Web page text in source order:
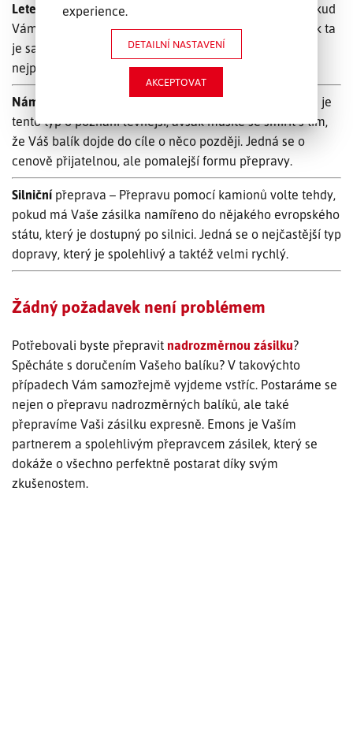
Letecká
přeprava – Tento typ přepravy volte tehdy, pokud
Vám záleží především na rychlosti. Co se týče ceny, tak ta
je samozřejmě vyšší, protože je tento způsob
nejpohodlnější a také nejrychlejší.
Námořní
přeprava – V porovnání s leteckou přepravou je
tento typ o poznání levnější, avšak musíte se smířit s tím,
že Váš balík dojde do cíle o něco později. Jedná se o
cenově přijatelnou, ale pomalejší formu přepravy.
Silniční přeprava – Přepravu pomocí kamionů volte tehdy,
pokud má Vaše zásilka namířeno do nějakého evropského
státu, který je dostupný po silnici. Jedná se o nejčastější typ
dopravy, který je spolehlivý a taktéž velmi rychlý.
Žádný požadavek není problémem
Potřebovali byste přepravit nadrozměrnou zásilku?
Spěcháte s doručením Vašeho balíku? V takovýchto
případech Vám samozřejmě vyjdeme vstříc. Postaráme se
nejen o přepravu nadrozměrných balíků, ale také
přepravíme Vaši zásilku expresně. Emons je Vaším
partnerem a spolehlivým přepravcem zásilek, který se
dokáže o všechno perfektně postarat díky svým
zkušenostem.
experience.
DETAILNÍ NASTAVENÍ
AKCEPTOVAT